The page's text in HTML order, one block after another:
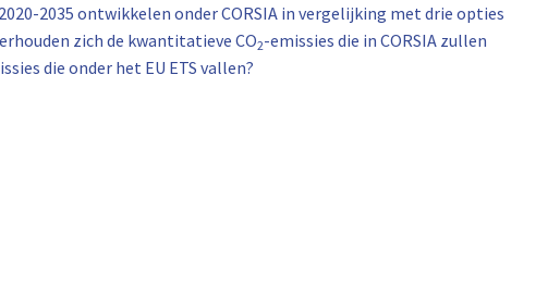
2035 ontwikkelen onder CORSIA in vergelijking met drie opties
zich de kwantitatieve CO2-emissies die in CORSIA zullen
die onder het EU ETS vallen?